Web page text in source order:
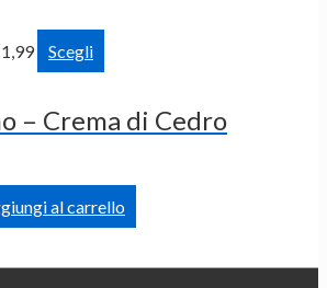
Scegli
– Crema di Cedro
al carrello